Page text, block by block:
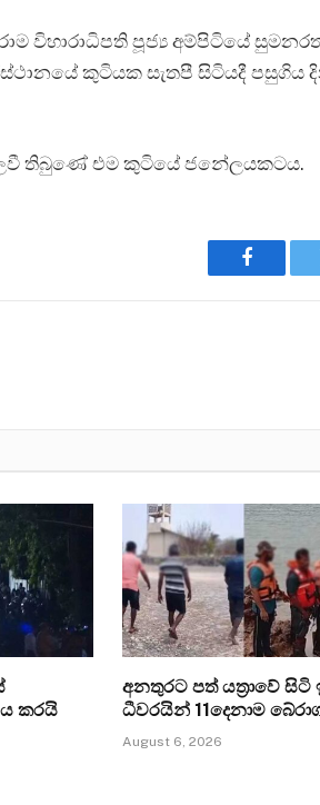
විහාරාධිපති පූජ්‍ය අම්පිටියේ
කුටියක සැතපී සිටියදී පසුගිය
තිබුණේ එම කුටියේ ජනේලයකටය.
කරයි
අනතුරට පත් යත්‍රාවේ සිටි
ධීවරයින් 11දෙනාම
August 6, 2026